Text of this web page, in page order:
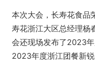
本次大会，长寿花食品
寿花浙江大区总经理杨
会还现场发布了2023年
2023年度浙江团餐新锐